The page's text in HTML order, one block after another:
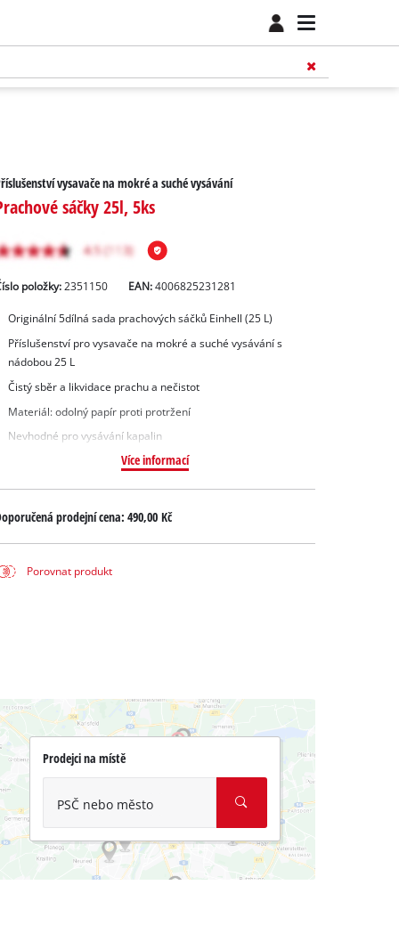
vysavače na mokré a suché vysávání
sáčky 25l, 5ks
položky: 2351150 EAN:4006825231281
Originální 5dílná sada prachových sáčků Einhell (25 L)
Příslušenství pro vysavače na mokré a suché vysávání s
nádobou 25 L
Čistý sběr a likvidace prachu a nečistot
Materiál: odolný papír proti protržení
Nevhodné pro vysávání kapalin
Více informací
prodejní cena: 490,00 Kč
Porovnat produkt
Prodejci na místě
PSČ nebo město